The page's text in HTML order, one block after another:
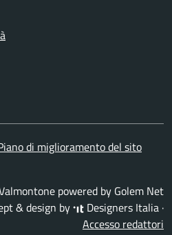
di miglioramento del sito
powered by Golem Net
& design by Designers Italia ·
Accesso redattori